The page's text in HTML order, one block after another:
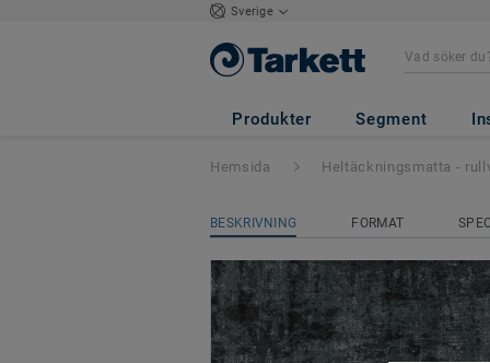
Sverige
Produkter Segment
DESSO & Ex
Hemsida Heltäckningsmatta -
BESKRIVNING FORMAT